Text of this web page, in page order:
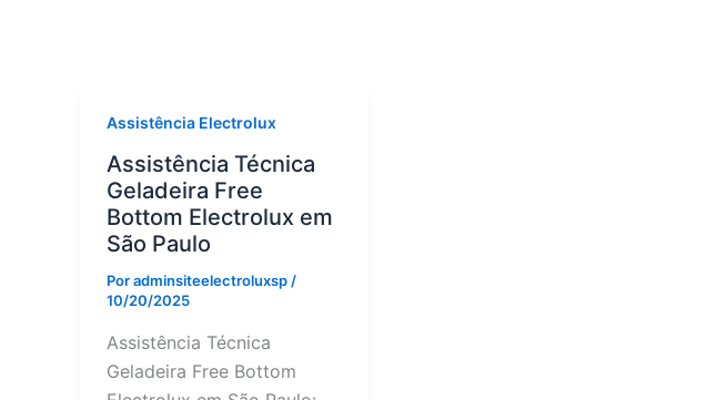
Assistência Electrolux
Assistência Técnica
Geladeira Free
Bottom Electrolux em
São Paulo
Poradminsiteelectroluxsp /
10/20/2025
Assistência Técnica
Geladeira Free Bottom